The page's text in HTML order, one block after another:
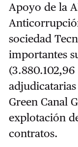
Apoyo de la
sociedad
importantes
Green Canal
explotación
contratos.